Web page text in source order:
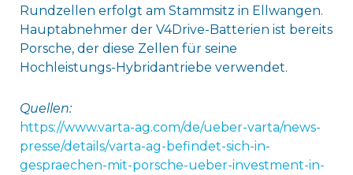
Rundzellen erfolgt am Stammsitz in Ellwangen.
Hauptabnehmer der V4Drive-Batterien ist bereits
Porsche, der diese Zellen für seine
Hochleistungs-Hybridantriebe verwendet.
Quellen:
https://www.varta-ag.com/de/ueber-varta/news-
presse/details/varta-ag-befindet-sich-in-
gespraechen-mit-porsche-ueber-investment-in-